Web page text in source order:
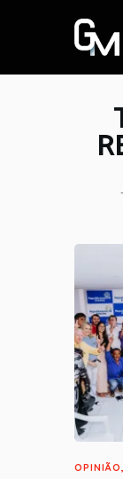
OPINIÃO,